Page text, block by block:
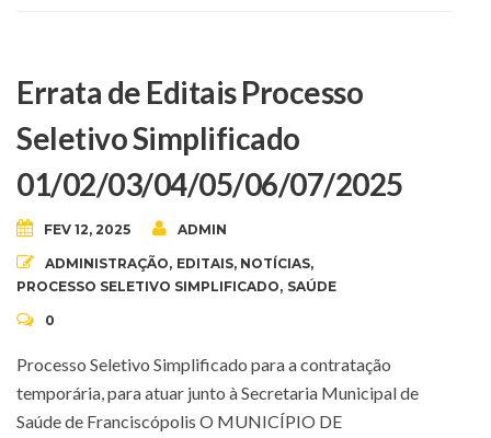
Errata de Editais Processo
Seletivo Simplificado
01/02/03/04/05/06/07/2025
FEV 12, 2025 ADMIN
ADMINISTRAÇÃO, EDITAIS, NOTÍCIAS,
PROCESSO SELETIVO SIMPLIFICADO, SAÚDE
0
Processo Seletivo Simplificado para a contratação
temporária, para atuar junto à Secretaria Municipal de
Saúde de Franciscópolis O MUNICÍPIO DE